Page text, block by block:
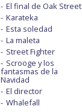
El final de Oak Street
Karateka
Esta soledad
La maleta
Street Fighter
Scrooge y los
fantasmas de la
Navidad
El director
Whalefall